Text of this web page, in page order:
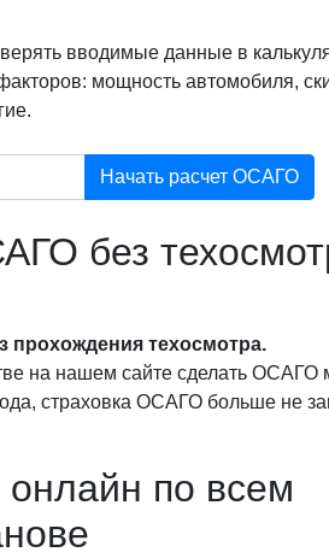
вводимые данные в
мощность автомобиля,
Начать расчет ОСАГО
без
прохождения техосмотра.
на нашем сайте сделать ОСАГО
страховка ОСАГО больше не
по всем